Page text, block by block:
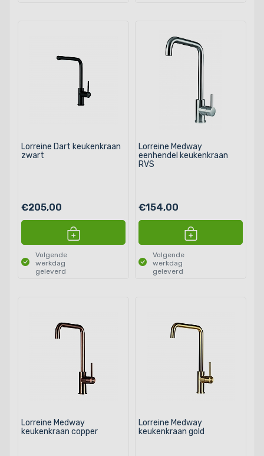
Lorreine Dart keukenkraan
zwart
€205,00
Volgende
werkdag
geleverd
Lorreine Medway
eenhendel keukenkraan
RVS
€154,00
Volgende
werkdag
geleverd
Lorreine Medway
keukenkraan copper
Lorreine Medway
keukenkraan gold